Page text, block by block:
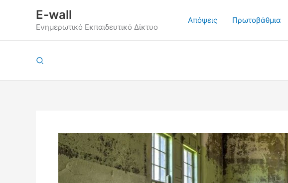
περιεχόμενο
E-wall
Ενημερωτικό Εκπαιδευτικό Δίκτυο
Απόψεις Πρωτοβάθμια
Αναζήτηση